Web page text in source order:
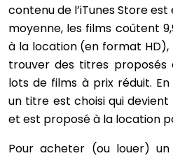
contenu de l’iTunes Store
moyenne, les films coûtent
à la location (en format HD),
trouver des titres
lots de films à prix réduit.
un titre est choisi qui devient
et est proposé à la location
Pour acheter (ou louer) un